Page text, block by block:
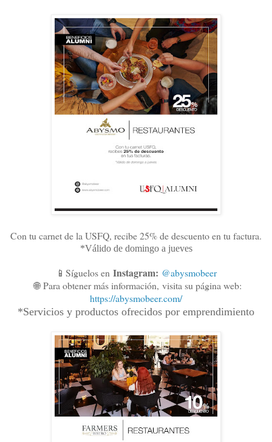
Con tu carnet de la USFQ, recibe 25% de descuento en tu factura.
*Válido de domingo a jueves
📱Síguelos en Instagram: @abysmobeer
🌐Para obtener más información, visita su página web:
https://abysmobeer.com/
*Servicios y productos ofrecidos por emprendimiento